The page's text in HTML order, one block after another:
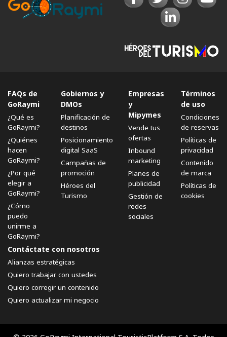
FAQs de
GoRaymi
¿Qué es
GoRaymi?
¿Quiénes
hacen
GoRaymi?
¿Por qué
elegir a
GoRaymi?
¿Cómo
puedo
unirme a
GoRaymi?
Gobiernos y
DMOs
Planificación de
destinos
Posicionamiento
digital SaaS
Campañas de
promoción
Héroes del
Turismo
Empresas
y
Mipymes
Vende tus
ofertas
Inbound
marketing
Planes de
publicidad
Gestión de
redes
sociales
Términos
de uso
Condiciones
de reservas
Políticas de
privacidad
Contenido
de marca
Políticas de
cookies
Contáctate con nosotros
Alianzas estratégicas
Quiero trabajar con ustedes
Quiero corregir un contenido
Quiero actualizar mi negocio